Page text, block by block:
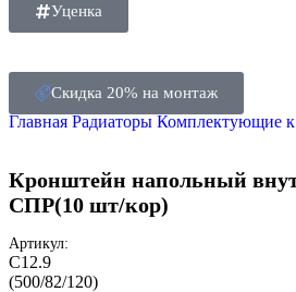
Уценка
Скидка 20% на монтаж
Главная Радиаторы Комплектующие к
Кронштейн напольный
СПР(10 шт/кор)
Артикул:
С12.9
(500/82/120)